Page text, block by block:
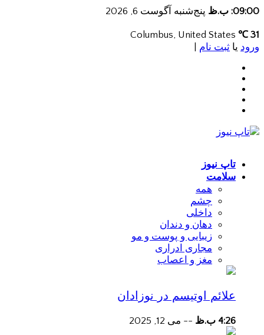
09:00: ب.ظ پنج‌شنبه آگوست 6, 2026
31 ℃
ورود یا ثبت نام
تاپ نیوز
سلامت
همه
چشم
داخلی
دهان و دندان
زیبایی و پوست و مو
مجاری ادراری
مغز و اعصاب
علائم اوتیسم در نوزادان
4:26 ب.ظ -- می 12, 2025